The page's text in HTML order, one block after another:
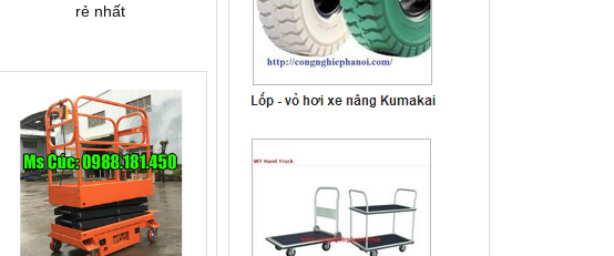
rẻ nhất